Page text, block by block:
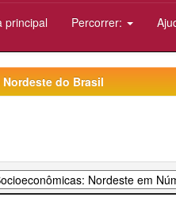
principal Percorrer:
Nordeste do Brasil